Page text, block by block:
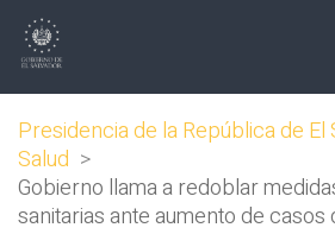
Presidencia de la República de El
Salud >
Gobierno llama a redoblar
sanitarias ante aumento de casos